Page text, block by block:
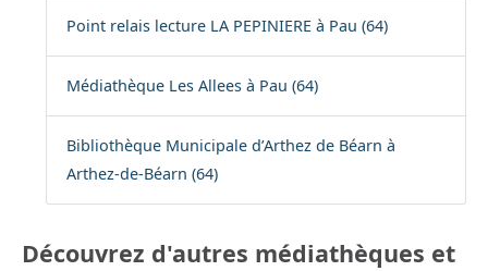
Point relais lecture LA PEPINIERE à Pau (64)
Médiathèque Les Allees à Pau (64)
Bibliothèque Municipale d’Arthez de Béarn à
Arthez-de-Béarn (64)
Découvrez d'autres médiathèques et